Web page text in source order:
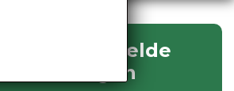
Veel gestelde
vragen